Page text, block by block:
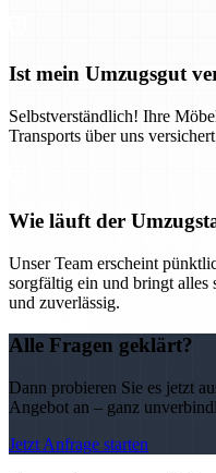
Ist mein Umzugsgut
Selbstverständlich! Ihre
Transports über uns
Wie läuft der
Unser Team erscheint
sorgfältig ein und bringt alles
und zuverlässig.
Alle Fragen geklärt?
Dann probieren Sie es jetzt
Angebot an – ganz
Jetzt Anfrage starten